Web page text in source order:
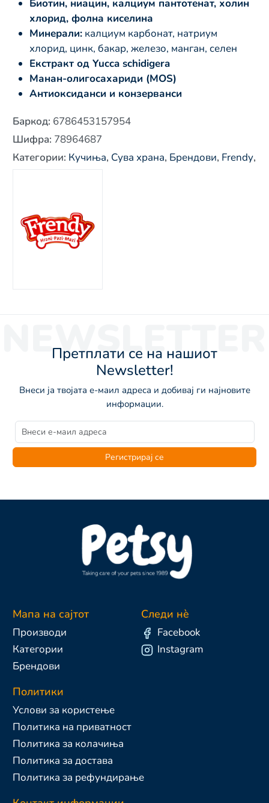
Биотин, ниацин, калциум пантотенат, холин
хлорид, фолна киселина
Минерали: калциум карбонат, натриум
хлорид, цинк, бакар, железо, манган, селен
Екстракт од Yucca schidigera
Манан-олигосахариди (MOS)
Антиоксиданси и конзерванси
Баркод: 6786453157954
Шифра: 78964687
Категории: Кучиња, Сува храна, Брендови, Frendy,
NEWSLETTER
Претплати се на нашиот
Newsletter!
Внеси ја твојата е-маил адреса и добивај ги најновите
информации.
Регистрирај се
Мапа на сајтот
Производи
Категории
Брендови
Политики
Услови за користење
Политика на приватност
Политика за колачиња
Политика за достава
Политика за рефундирање
Следи нè
Facebook
Instagram